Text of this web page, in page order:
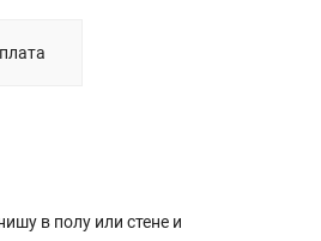
в полу или стене и